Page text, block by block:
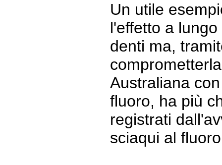
Un utile
l'effetto a
denti ma,
Australiana
fluoro, ha più
registrati
sciaqui al